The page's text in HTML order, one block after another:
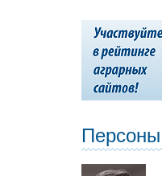
Персоны